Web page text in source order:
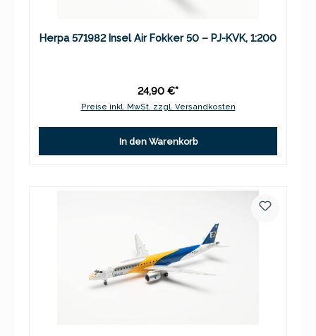
Herpa 571982 Insel Air Fokker 50 – PJ-KVK, 1:200
24,90 €*
Preise inkl. MwSt. zzgl. Versandkosten
In den Warenkorb